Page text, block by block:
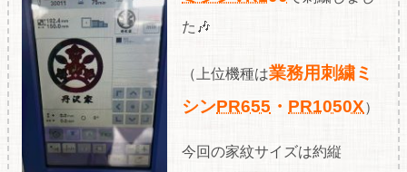
た🎶
（上位機種は業務用刺繍ミ
シンPR655 ・ PR1050X）
今回の家紋サイズは約縦